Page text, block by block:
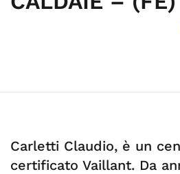
Carletti Claudio, è un
certificato Vaillant. Da